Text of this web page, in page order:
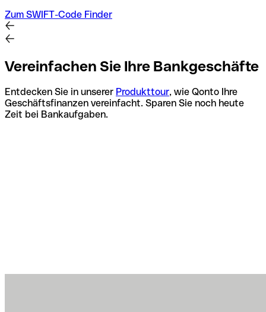
Zum SWIFT-Code Finder
Vereinfachen Sie Ihre Bankgeschäfte
Entdecken Sie in unserer Produkttour, wie Qonto Ihre
Geschäftsfinanzen vereinfacht. Sparen Sie noch heute
Zeit bei Bankaufgaben.